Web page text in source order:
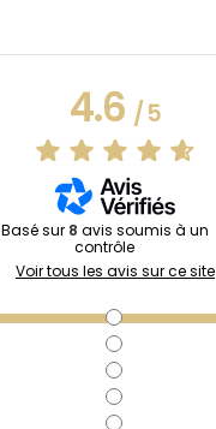
4.6/5
Basé sur 8 avis soumis à un
contrôle
Voir tous les avis sur ce site